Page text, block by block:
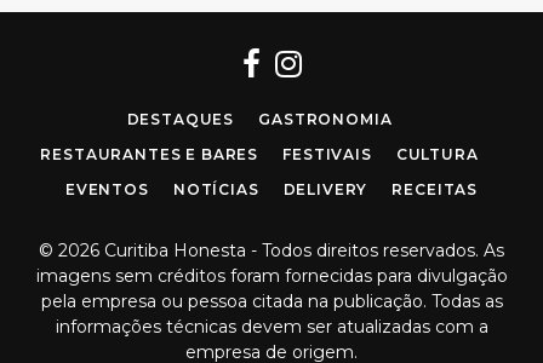
Facebook
Instagram
DESTAQUES
GASTRONOMIA
RESTAURANTES E BARES
FESTIVAIS
CULTURA
EVENTOS
NOTÍCIAS DELIVERY RECEITAS
© 2026 Curitiba Honesta - Todos direitos reservados. As
imagens sem créditos foram fornecidas para divulgação
pela empresa ou pessoa citada na publicação. Todas as
informações técnicas devem ser atualizadas com a
empresa de origem.